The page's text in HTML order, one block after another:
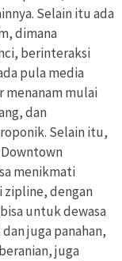
Selain itu ada
dimana
berinteraksi
pula media
menanam mulai
dan
Selain itu,
menikmati
zipline, dengan
untuk dewasa
juga panahan,
juga